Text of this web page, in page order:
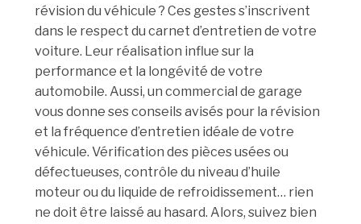
révision du véhicule ? Ces gestes s’inscrivent
dans le respect du carnet d’entretien de votre
voiture. Leur réalisation influe sur la
performance et la longévité de votre
automobile. Aussi, un commercial de garage
vous donne ses conseils avisés pour la révision
et la fréquence d’entretien idéale de votre
véhicule. Vérification des pièces usées ou
défectueuses, contrôle du niveau d’huile
moteur ou du liquide de refroidissement… rien
ne doit être laissé au hasard. Alors, suivez bien